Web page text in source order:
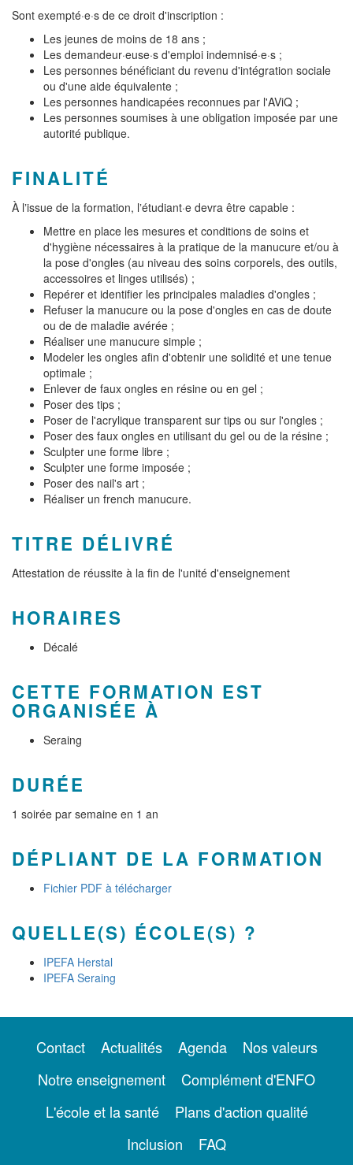
Sont exempté·e·s de ce droit d'inscription :
Les jeunes de moins de 18 ans ;
Les demandeur·euse·s d'emploi indemnisé·e·s ;
Les personnes bénéficiant du revenu d'intégration sociale
ou d'une aide équivalente ;
Les personnes handicapées reconnues par l'AViQ ;
Les personnes soumises à une obligation imposée par une
autorité publique.
FINALITÉ
À lʼissue de la formation, lʼétudiant·e devra être capable :
Mettre en place les mesures et conditions de soins et
d'hygiène nécessaires à la pratique de la manucure et/ou à
la pose d'ongles (au niveau des soins corporels, des outils,
accessoires et linges utilisés) ;
Repérer et identifier les principales maladies d'ongles ;
Refuser la manucure ou la pose d'ongles en cas de doute
ou de de maladie avérée ;
Réaliser une manucure simple ;
Modeler les ongles afin d'obtenir une solidité et une tenue
optimale ;
Enlever de faux ongles en résine ou en gel ;
Poser des tips ;
Poser de l'acrylique transparent sur tips ou sur l'ongles ;
Poser des faux ongles en utilisant du gel ou de la résine ;
Sculpter une forme libre ;
Sculpter une forme imposée ;
Poser des nail's art ;
Réaliser un french manucure.
TITRE DÉLIVRÉ
Attestation de réussite à la fin de l'unité d'enseignement
HORAIRES
Décalé
CETTE FORMATION EST
ORGANISÉE À
Seraing
DURÉE
1 soirée par semaine en 1 an
DÉPLIANT DE LA FORMATION
Fichier PDF à télécharger
QUELLE(S) ÉCOLE(S) ?
IPEFA Herstal
IPEFA Seraing
Contact Actualités Agenda
Nos valeurs
Notre enseignement
Complément d'ENFO
L'école et la santé
Plans d'action qualité
Inclusion
FAQ